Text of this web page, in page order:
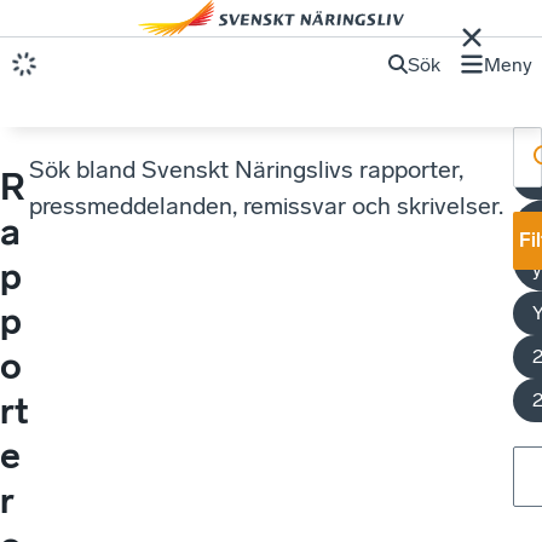
Sök Meny
R
a
p
p
o
rt
e
r
Sök bland Svenskt Näringslivs rapporter,
pressmeddelanden, remissvar och skrivelser.